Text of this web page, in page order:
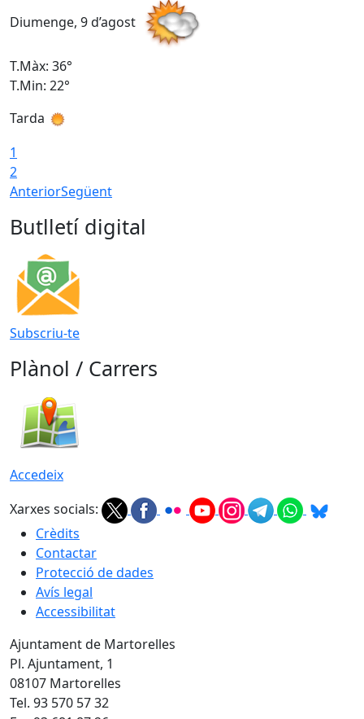
Diumenge, 9 d’agost
T.Màx: 36°
T.Min: 22°
Tarda
1
2
AnteriorSegüent
Butlletí digital
Subscriu-te
Plànol / Carrers
Accedeix
Xarxes socials:
Crèdits
Contactar
Protecció de dades
Avís legal
Accessibilitat
Ajuntament de Martorelles
Pl. Ajuntament, 1
08107 Martorelles
Tel. 93 570 57 32